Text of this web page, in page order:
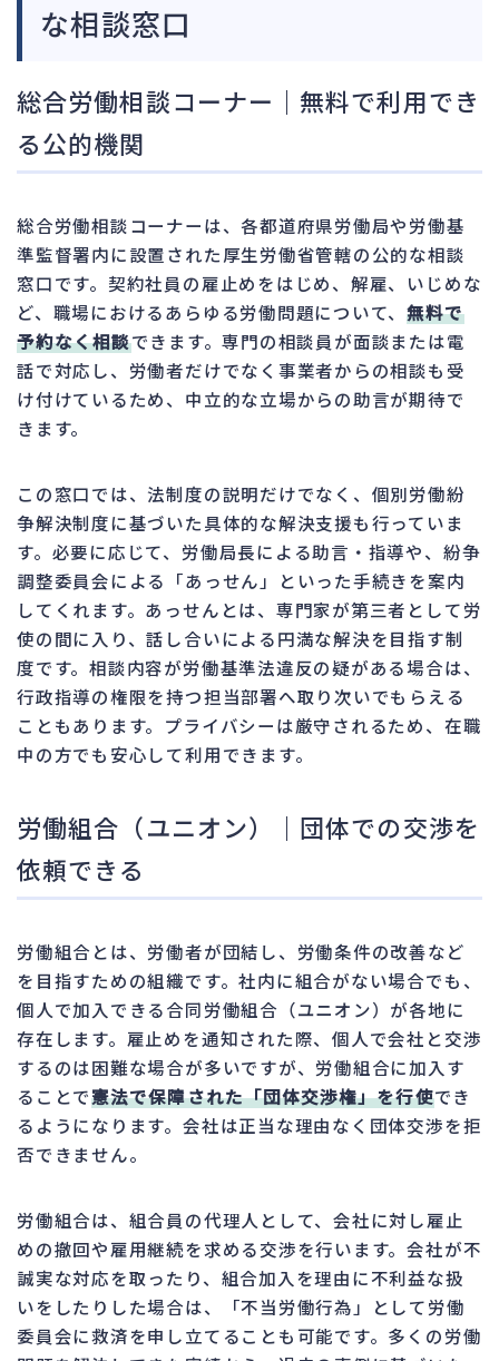
な相談窓口
総合労働相談コーナー｜無料で利用でき
る公的機関
総合労働相談コーナーは、各都道府県労働局や労働基
準監督署内に設置された厚生労働省管轄の公的な相談
窓口です。契約社員の雇止めをはじめ、解雇、いじめな
ど、職場におけるあらゆる労働問題について、無料で
予約なく相談できます。専門の相談員が面談または電
話で対応し、労働者だけでなく事業者からの相談も受
け付けているため、中立的な立場からの助言が期待で
きます。
この窓口では、法制度の説明だけでなく、個別労働紛
争解決制度に基づいた具体的な解決支援も行っていま
す。必要に応じて、労働局長による助言・指導や、紛争
調整委員会による「あっせん」といった手続きを案内
してくれます。あっせんとは、専門家が第三者として労
使の間に入り、話し合いによる円満な解決を目指す制
度です。相談内容が労働基準法違反の疑がある場合は、
行政指導の権限を持つ担当部署へ取り次いでもらえる
こともあります。プライバシーは厳守されるため、在職
中の方でも安心して利用できます。
労働組合（ユニオン）｜団体での交渉を
依頼できる
労働組合とは、労働者が団結し、労働条件の改善など
を目指すための組織です。社内に組合がない場合でも、
個人で加入できる合同労働組合（ユニオン）が各地に
存在します。雇止めを通知された際、個人で会社と交渉
するのは困難な場合が多いですが、労働組合に加入す
ることで憲法で保障された「団体交渉権」を行使でき
るようになります。会社は正当な理由なく団体交渉を拒
否できません。
労働組合は、組合員の代理人として、会社に対し雇止
めの撤回や雇用継続を求める交渉を行います。会社が不
誠実な対応を取ったり、組合加入を理由に不利益な扱
いをしたりした場合は、「不当労働行為」として労働
委員会に救済を申し立てることも可能です。多くの労働